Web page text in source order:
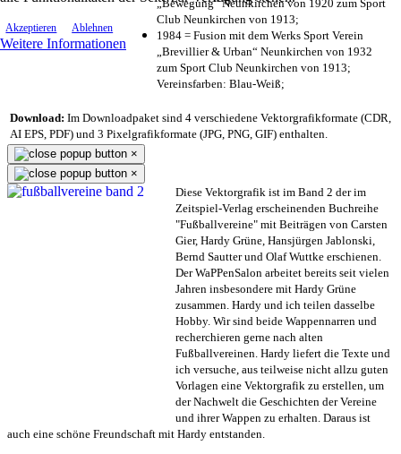
Akzeptieren Ablehnen
Weitere Informationen
„Bewegung“ Neunkirchen von 1920 zum Sport
Club Neunkirchen von 1913;
1984 = Fusion mit dem Werks Sport Verein
„Brevillier & Urban“ Neunkirchen von 1932
zum Sport Club Neunkirchen von 1913;
Vereinsfarben: Blau-Weiß;
Download: Im Downloadpaket sind 4 verschiedene Vektorgrafikformate (CDR,
AI EPS, PDF) und 3 Pixelgrafikformate (JPG, PNG, GIF) enthalten.
×
×
Diese Vektorgrafik ist im Band 2 der im
Zeitspiel-Verlag erscheinenden Buchreihe
"Fußballvereine" mit Beiträgen von Carsten
Gier, Hardy Grüne, Hansjürgen Jablonski,
Bernd Sautter und Olaf Wuttke erschienen.
Der WaPPenSalon arbeitet bereits seit vielen
Jahren insbesondere mit Hardy Grüne
zusammen. Hardy und ich teilen dasselbe
Hobby. Wir sind beide Wappennarren und
recherchieren gerne nach alten
Fußballvereinen. Hardy liefert die Texte und
ich versuche, aus teilweise nicht allzu guten
Vorlagen eine Vektorgrafik zu erstellen, um
der Nachwelt die Geschichten der Vereine
und ihrer Wappen zu erhalten. Daraus ist
auch eine schöne Freundschaft mit Hardy entstanden.